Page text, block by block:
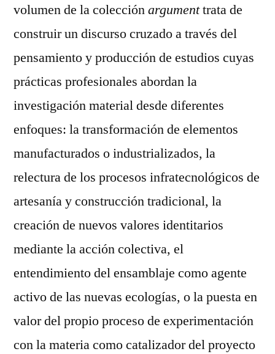
volumen de la colecciónargumenttrata de
construir un discurso cruzado a través del
pensamiento y producción de estudios cuyas
prácticas profesionales abordan la
investigación material desde diferentes
enfoques: la transformación de elementos
manufacturados o industrializados, la
relectura de los procesos infratecnológicos de
artesanía y construcción tradicional, la
creación de nuevos valores identitarios
mediante la acción colectiva, el
entendimiento del ensamblaje como agente
activo de las nuevas ecologías, o la puesta en
valor del propio proceso de experimentación
con la materia como catalizador del proyecto